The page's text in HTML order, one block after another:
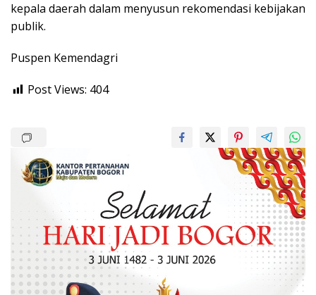
kepala daerah dalam menyusun rekomendasi kebijakan
publik.
Puspen Kemendagri
Post Views: 404